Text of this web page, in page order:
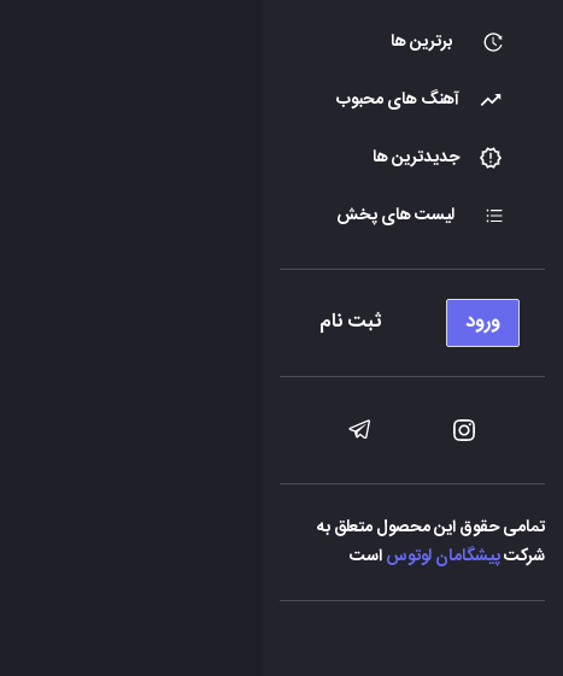
برترین ها
آهنگ های محبوب
جدیدترین ها
لیست های پخش
ورود ثبت نام
تمامی حقوق این محصول متعلق به
شرکتپیشگامان لوتوساست